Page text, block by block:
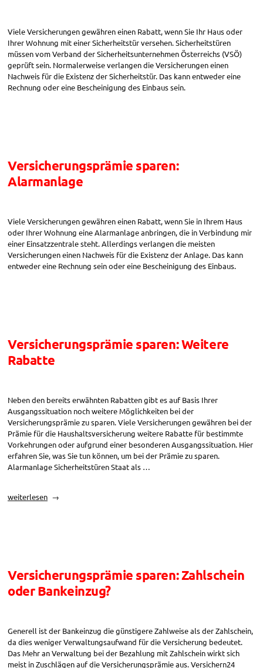
Viele Versicherungen gewähren einen Rabatt, wenn Sie Ihr Haus oder
Ihrer Wohnung mit einer Sicherheitstür versehen. Sicherheitstüren
müssen vom Verband der Sicherheitsunternehmen Österreichs (VSÖ)
geprüft sein. Normalerweise verlangen die Versicherungen einen
Nachweis für die Existenz der Sicherheitstür. Das kann entweder eine
Rechnung oder eine Bescheinigung des Einbaus sein.
Versicherungsprämie sparen:
Alarmanlage
Viele Versicherungen gewähren einen Rabatt, wenn Sie in Ihrem Haus
oder Ihrer Wohnung eine Alarmanlage anbringen, die in Verbindung mir
einer Einsatzzentrale steht. Allerdings verlangen die meisten
Versicherungen einen Nachweis für die Existenz der Anlage. Das kann
entweder eine Rechnung sein oder eine Bescheinigung des Einbaus.
Versicherungsprämie sparen: Weitere
Rabatte
Neben den bereits erwähnten Rabatten gibt es auf Basis Ihrer
Ausgangssituation noch weitere Möglichkeiten bei der
Versicherungsprämie zu sparen. Viele Versicherungen gewähren bei der
Prämie für die Haushaltsversicherung weitere Rabatte für bestimmte
Vorkehrungen oder aufgrund einer besonderen Ausgangssituation. Hier
erfahren Sie, was Sie tun können, um bei der Prämie zu sparen.
Alarmanlage Sicherheitstüren Staat als …
„Versicherungsprämie
weiterlesen
Versicherungsprämie sparen: Zahlschein
oder Bankeinzug?
Generell ist der Bankeinzug die günstigere Zahlweise als der Zahlschein,
da dies weniger Verwaltungsaufwand für die Versicherung bedeutet.
Das Mehr an Verwaltung bei der Bezahlung mit Zahlschein wirkt sich
meist in Zuschlägen auf die Versicherungsprämie aus. Versichern24